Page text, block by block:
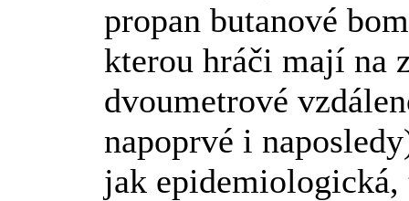
propan butanové
kterou hráči mají na
dvoumetrové
napoprvé i
jak